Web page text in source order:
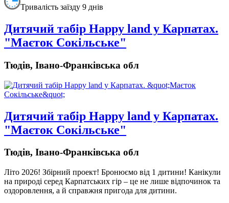
Тривалість заїзду 9 днів
Дитячий табiр Happy land у Карпатах.
"Маєток Сокільське"
Тюдів, Івано-Франківська обл
Дитячий табiр Happy land у Карпатах.
"Маєток Сокільське"
Тюдів, Івано-Франківська обл
Літо 2026! Збірний проект! Бронюємо від 1 дитини! Канікули
на природі серед Карпатських гір – це не лише відпочинок та
оздоровлення, а й справжня пригода для дитини.